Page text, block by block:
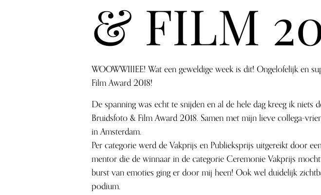
& FILM
WOOWWIIIEE! Wat een geweldige week is dit! Ongelofelijk en
Film Award 2018!
De spanning was echt te snijden en al de hele dag kreeg ik
Bruidsfoto & Film Award 2018. Samen met mijn lieve collega-
in Amsterdam.
Per categorie werd de Vakprijs en Publieksprijs uitgereikt door
mentor die de winnaar in de categorie Ceremonie Vakprijs
burst van emoties ging er door mij heen! Ook wel duidelijk
podium.